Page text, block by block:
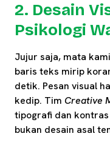
2. Desain
Psikologi
Jujur saja, mata
baris teks mirip
detik. Pesan visual
kedip. Tim Creative
tipografi dan
bukan desain asal